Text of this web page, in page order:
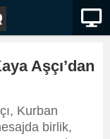
Aşçı’dan
Kurban
birlik,